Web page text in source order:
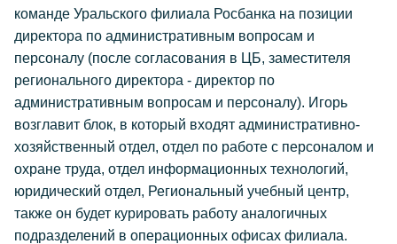
команде Уральского филиала Росбанка на позиции
директора по административным вопросам и
персоналу (после согласования в ЦБ, заместителя
регионального директора - директор по
административным вопросам и персоналу). Игорь
возглавит блок, в который входят административно-
хозяйственный отдел, отдел по работе с персоналом и
охране труда, отдел информационных технологий,
юридический отдел, Региональный учебный центр,
также он будет курировать работу аналогичных
подразделений в операционных офисах филиала.